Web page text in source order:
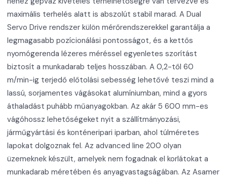
maximális terhelés alatt is abszolút stabil marad. A Dual
Servo Drive rendszer külön mérőrendszerekkel garantálja a
legmagasabb pozícionálási pontosságot, és a kettős
nyomógerenda lézeres méréssel egyenletes szorítást
biztosít a munkadarab teljes hosszában. A 0,2-től 60
m/min-ig terjedő előtolási sebesség lehetővé teszi mind a
lassú, sorjamentes vágásokat alumíniumban, mind a gyors
áthaladást puhább műanyagokban. Az akár 5 600 mm-es
vágóhossz lehetőségeket nyit a szállítmányozási,
járműgyártási és konténeripari iparban, ahol túlméretes
lapokat dolgoznak fel. Az advanced line 200 olyan
üzemeknek készült, amelyek nem fogadnak el korlátokat a
munkadarab méretében és anyagvastagságában. Az Asamer